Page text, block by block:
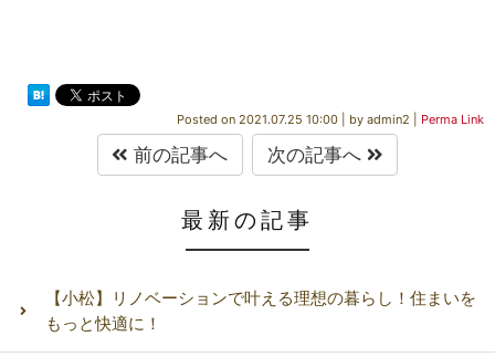
Posted on 2021.07.25 10:00 by admin2 Perma Link
前の記事へ 次の記事へ
最新の記事
【小松】リノベーションで叶える理想の暮らし！住まいを
もっと快適に！